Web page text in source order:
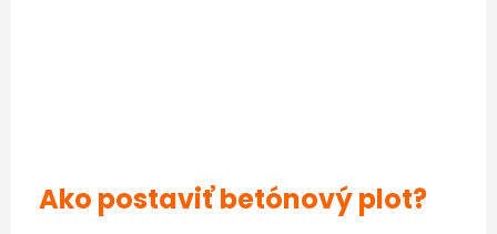
Ako postaviť betónový plot?